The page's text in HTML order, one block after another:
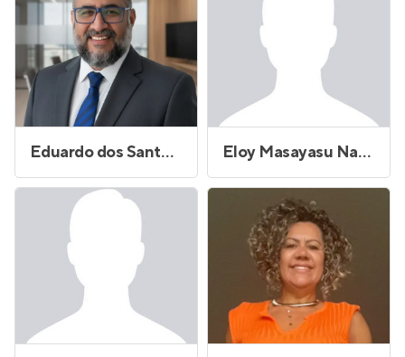
Eduardo dos Santos Pereira Eloy Masayasu Nagahama